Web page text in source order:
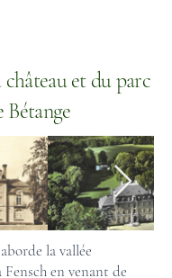
château et du parc
Bétange
la vallée
en venant de